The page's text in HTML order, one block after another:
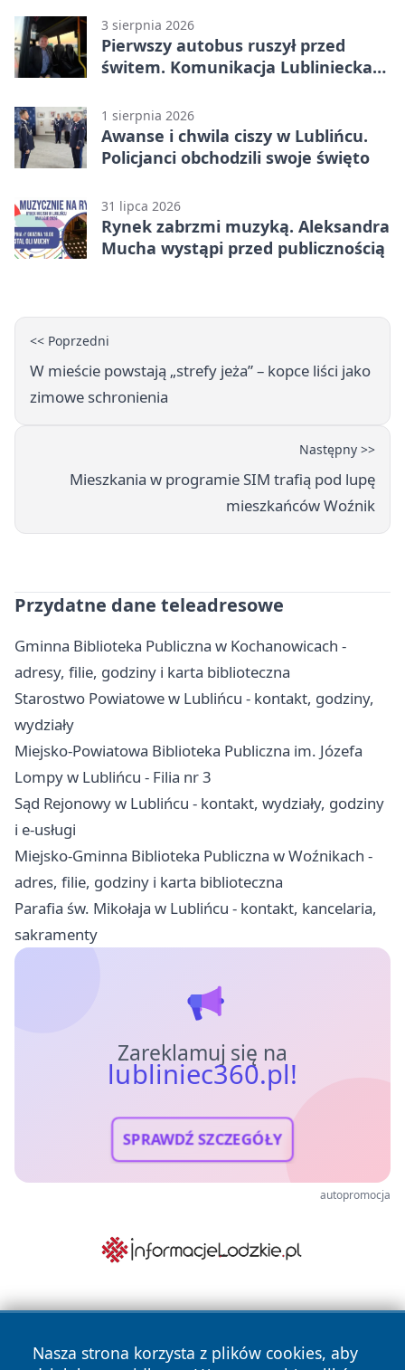
3 sierpnia 2026
Pierwszy autobus ruszył przed
świtem. Komunikacja Lubliniecka
1 sierpnia 2026
Awanse i chwila ciszy w Lublińcu.
Policjanci obchodzili swoje święto
31 lipca 2026
Rynek zabrzmi muzyką. Aleksandra
Mucha wystąpi przed publicznością
<< Poprzedni
W mieście powstają „strefy jeża” – kopce liści jako
zimowe schronienia
Następny >>
Mieszkania w programie SIM trafią pod lupę
mieszkańców Woźnik
Przydatne dane teleadresowe
Gminna Biblioteka Publiczna w Kochanowicach -
adresy, filie, godziny i karta biblioteczna
Starostwo Powiatowe w Lublińcu - kontakt, godziny,
wydziały
Miejsko-Powiatowa Biblioteka Publiczna im. Józefa
Lompy w Lublińcu - Filia nr 3
Sąd Rejonowy w Lublińcu - kontakt, wydziały, godziny
i e-usługi
Miejsko-Gminna Biblioteka Publiczna w Woźnikach -
adres, filie, godziny i karta biblioteczna
Parafia św. Mikołaja w Lublińcu - kontakt, kancelaria,
sakramenty
Zareklamuj się na
lubliniec360.pl!
SPRAWDŹ SZCZEGÓŁY
autopromocja
Nasza strona korzysta z plików cookies, aby